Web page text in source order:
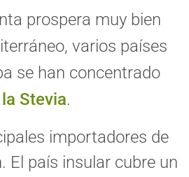
prospera muy bien
varios países
se han concentrado
Stevia.
importadores de
El país insular cubre un